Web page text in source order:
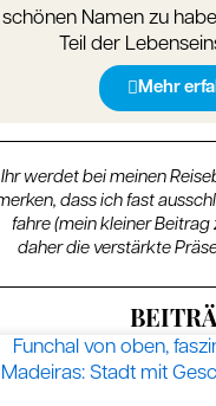
schönen Namen zu
Teil der
Mehr
Ihr werdet bei meinen
dass ich fast
fahre (mein kleiner
daher die verstärkte